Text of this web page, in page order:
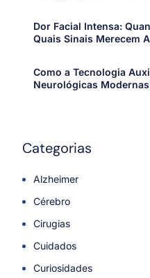
Dor Facial Intensa:
Quais Sinais Merecem
Como a Tecnologia
Neurológicas
Categorias
Alzheimer
Cérebro
Cirugias
Cuidados
Curiosidades